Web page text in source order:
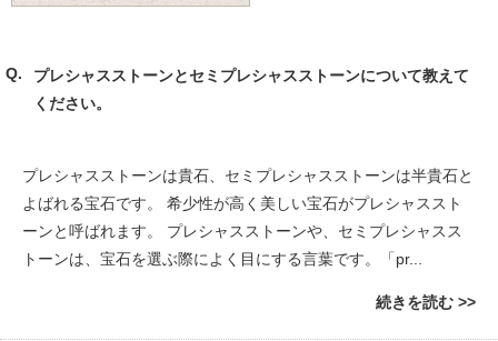
プレシャスストーンとセミプレシャスストーンについて教えて
ください。
プレシャスストーンは貴石、セミプレシャスストーンは半貴石と
よばれる宝石です。 希少性が高く美しい宝石がプレシャススト
ーンと呼ばれます。 プレシャスストーンや、セミプレシャスス
トーンは、宝石を選ぶ際によく目にする言葉です。「pr...
続きを読む